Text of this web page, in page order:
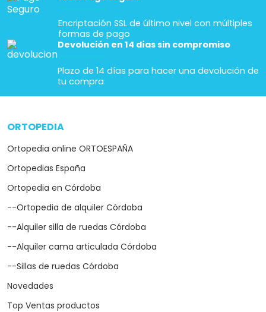
Encriptación SSL de último nivel con múltiples
formas de pago
Devolución en 14 días sin compromiso
Plazo de 14 días para hacer una devolución de
tu compra
ORTOPEDIA
Ortopedia online ORTOESPAÑA
Ortopedias España
Ortopedia en Córdoba
--Ortopedia de alquiler Córdoba
--Alquiler silla de ruedas Córdoba
--Alquiler cama articulada Córdoba
--Sillas de ruedas Córdoba
Novedades
Top Ventas productos